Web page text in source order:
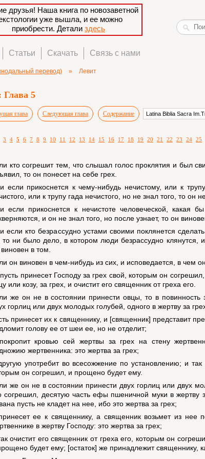
друзья! Наша книга по новозаветной
уже вышла, и ее можно
приобрести. Детали здесь
Статьи Скачать Связь с нами
перевод) » Левит
Глава 5
глава Следующая глава Содержание
3 4 5 6 7 8 9 10 11 12 13 14 15 16 17 18 19 20 21 22 23 24 25
кто согрешит тем, что слышал голос проклятия и был
то он понесет на себе грех.
если прикоснется к чему-нибудь нечистому, или к
или к трупу гада нечистого, но не знал того, то он
если прикоснется к нечистоте человеческой, какая
и он не знал того, но после узнает, то он
если кто безрассудно устами своими поклянется
ни было дело, в котором люди безрассудно клянутся,
в том.
он виновен в чем-нибудь из сих, и исповедается, в чем
принесет Господу за грех свой, которым он
или козу, за грех, и очистит его священник от греха его.
же он не в состоянии принести овцы, то в повинность
горлиц или двух молодых голубей, одного в жертву за
принесет их к священнику, и [священник] представит
голову ее от шеи ее, но не отделит;
кровью сей жертвы за грех на стену
жертвенника: это жертва за грех;
употребит во всесожжение по установлению; и так
он согрешил, и прощено будет ему.
же он не в состоянии принести двух горлиц или двух
согрешил, десятую часть ефы пшеничной муки в жертву
пусть не кладет на нее, ибо это жертва за грех;
ее к священнику, а священник возьмет из нее
в жертву Господу: это жертва за грех;
очистит его священник от греха его, которым он
будет ему; [остаток] же принадлежит священнику,